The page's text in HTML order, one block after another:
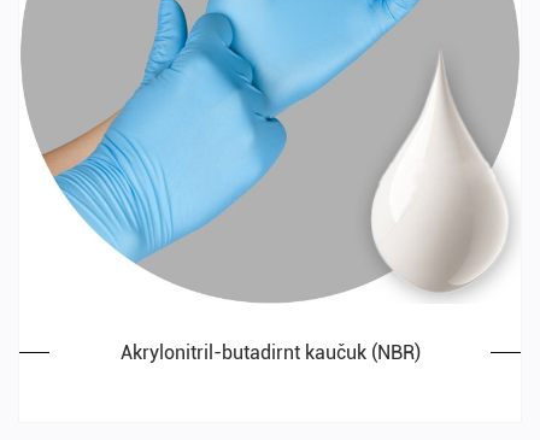
Akrylonitril-butadirnt kaučuk (NBR)